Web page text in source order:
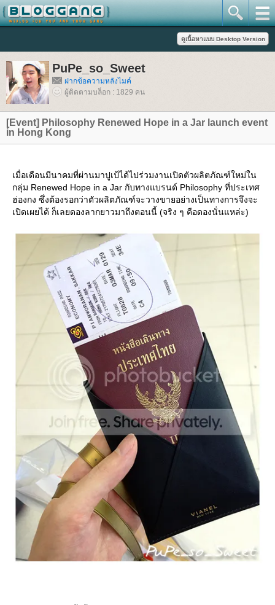
PuPe_so_Sweet
ฝากข้อความหลังไมค์
ผู้ติดตามบล็อก : 1829 คน
[Event] Philosophy Renewed Hope in a Jar launch event
in Hong Kong
เมื่อเดือนมีนาคมที่ผ่านมาปูเป้ได้ไปร่วมงานเปิดตัวผลิตภัณฑ์ใหม่ใน
กลุ่ม Renewed Hope in a Jar กับทางแบรนด์ Philosophy ที่ประเทศ
ฮ่องกง ซึ่งต้องรอกว่าตัวผลิตภัณฑ์จะวางขายอย่างเป็นทางการจึงจะ
เปิดเผยได้ ก็เลยดองลากยาวมาถึงตอนนี้ (จริง ๆ คือดองนั่นแหล่ะ)